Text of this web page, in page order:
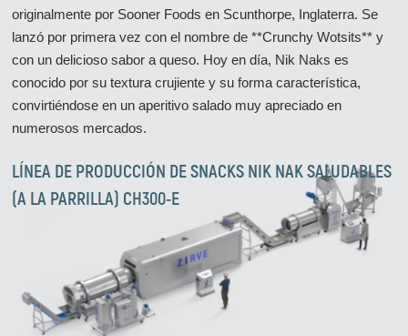
originalmente por Sooner Foods en Scunthorpe, Inglaterra. Se
lanzó por primera vez con el nombre de **Crunchy Wotsits** y
con un delicioso sabor a queso. Hoy en día, Nik Naks es
conocido por su textura crujiente y su forma característica,
convirtiéndose en un aperitivo salado muy apreciado en
numerosos mercados.
LÍNEA DE PRODUCCIÓN DE SNACKS NIK NAK SALUDABLES
(A LA PARRILLA) CH300-E